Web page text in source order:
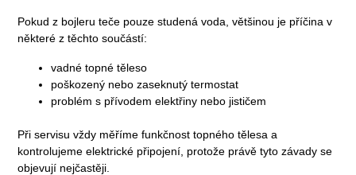
Pokud z bojleru teče pouze studená voda, většinou je příčina v
některé z těchto součástí:
vadné topné těleso
poškozený nebo zaseknutý termostat
problém s přívodem elektřiny nebo jističem
Při servisu vždy měříme funkčnost topného tělesa a
kontrolujeme elektrické připojení, protože právě tyto závady se
objevují nejčastěji.